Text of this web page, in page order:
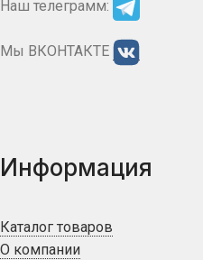
Наш телеграмм:
Мы ВКОНТАКТЕ
Информация
Каталог товаров
О компании